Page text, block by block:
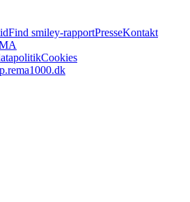
Find smiley-rapportPresseKontakt
Cookies